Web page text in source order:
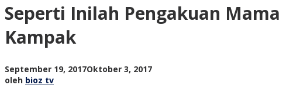
Mama
Seperti Inilah Pengakuan
Kampak
September 19, 2017Oktober 3, 2017oleh
oleh bioz tv